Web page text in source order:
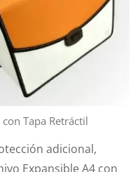
Tapa Retráctil
adicional,
Expansible A4 con